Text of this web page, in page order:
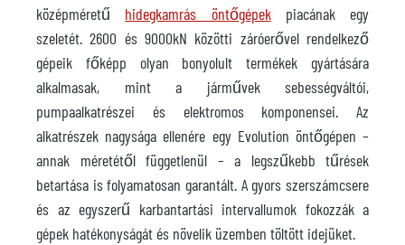
középméretű hidegkamrás öntőgépekpiacának egy
szeletét. 2600 és 9000kN közötti záróerővel rendelkező
gépeik főképp olyan bonyolult termékek gyártására
alkalmasak, mint a járművek sebességváltói,
pumpaalkatrészei és elektromos komponensei. Az
alkatrészek nagysága ellenére egy Evolution öntőgépen –
annak méretétől függetlenül – a legszűkebb tűrések
betartása is folyamatosan garantált. A gyors szerszámcsere
és az egyszerű karbantartási intervallumok fokozzák a
gépek hatékonyságát és növelik üzemben töltött idejüket.